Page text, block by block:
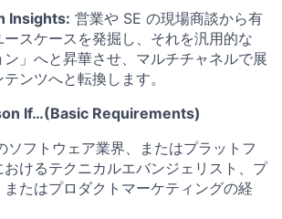
Insights: 営業や SE の現場商談から有
スケースを発掘し、それを汎用的な
ン」へと昇華させ、マルチチャネルで展
ンツへと転換します。
If…(Basic Requirements)
ソフトウェア業界、またはプラットフ
おけるテクニカルエバンジェリスト、プ
またはプロダクトマーケティングの経